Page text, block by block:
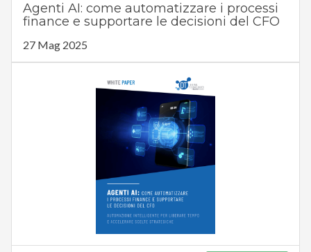
Agenti AI: come automatizzare i processi
finance e supportare le decisioni del CFO
27 Mag 2025